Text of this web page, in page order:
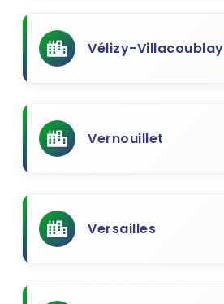
Vélizy-Villacoublay
Vernouillet
Versailles